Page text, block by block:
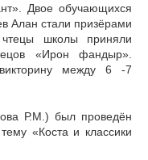
Двое обучающихся
Алан стали призёрами
школы приняли
«Ирон фандыр».
между 6 -7
Р.М.) был проведён
«Коста и классики